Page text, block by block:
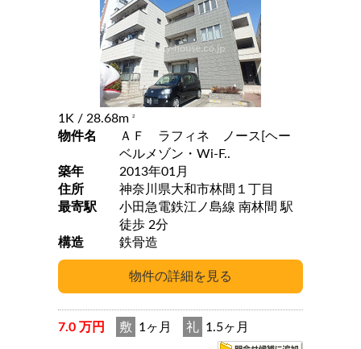
1K / 28.68m 2
物件名
ＡＦ ラフィネ ノース[ヘー
ベルメゾン・Wi-F..
築年
2013年01月
住所
神奈川県大和市林間１丁目
最寄駅
小田急電鉄江ノ島線 南林間 駅
徒歩 2分
構造
鉄骨造
7.0 万円 敷 1ヶ月 礼 1.5ヶ月